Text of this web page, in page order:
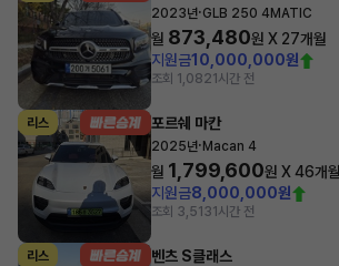
2023년·GLB 250 4MATIC
월 873,480원 X 27개월
지원금10,000,000원
조회 1,0821시간 전
리스 포르쉐 마칸
2025년· Macan 4
월 1,799,600원 X46개월
지원금8,000,000원
조회 3,5131시간 전
리스 벤츠 S클래스